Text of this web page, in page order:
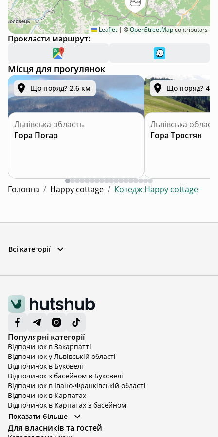
Leaflet | ©OpenStreetMapcontributors
Прокласти маршрут:
Місця для прогулянок
Що поряд? 2.6 км
Львівська область
Гора Погар
Що поряд? 4.0
Львівська
Гора Тростян
Головна / Happy cottage / Котедж Happy cottage
Всі категорії
Популярні категорії
Відпочинок в Закарпатті
Відпочинок у Львівській області
Відпочинок в Буковелі
Відпочинок з басейном в Буковелі
Відпочинок в Івано-Франківській області
Відпочинок в Карпатах
Відпочинок в Карпатах з басейном
Відпочинок в Київській області
Відпочинок в Київській області з басейном
Відпочинок в Тернопільській області
Показати більше
Для власників та гостей